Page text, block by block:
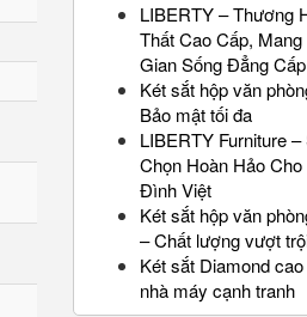
LIBERTY – Thương
Thất Cao Cấp,
Gian Sống Đẳng Cấp
Két sắt hộp văn
Bảo mật tối đa
LIBERTY Furniture
Chọn Hoàn Hảo
Đình Việt
Két sắt hộp văn
– Chất lượng vượt
Két sắt Diamond
nhà máy cạnh tranh